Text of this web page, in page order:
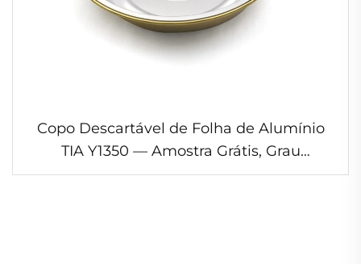
Copo Descartável de Folha de Alumínio
TIA Y1350 — Amostra Grátis, Grau
Alimentício, 1350 ml, Redondo, Sem